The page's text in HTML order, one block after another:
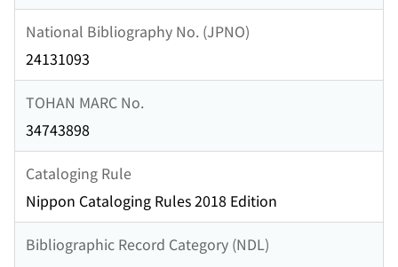
National Bibliography No. (JPNO)
24131093
TOHAN MARC No.
34743898
Cataloging Rule
Nippon Cataloging Rules 2018 Edition
Bibliographic Record Category (NDL)